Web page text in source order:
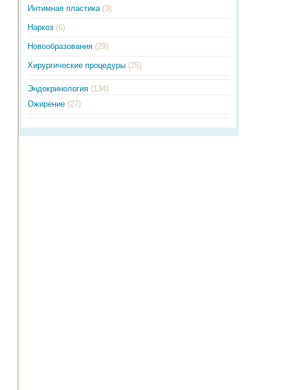
Интимная пластика (3)
Наркоз (6)
Новообразования (29)
Хирургические процедуры (25)
Эндокринология (134)
Ожирение (27)